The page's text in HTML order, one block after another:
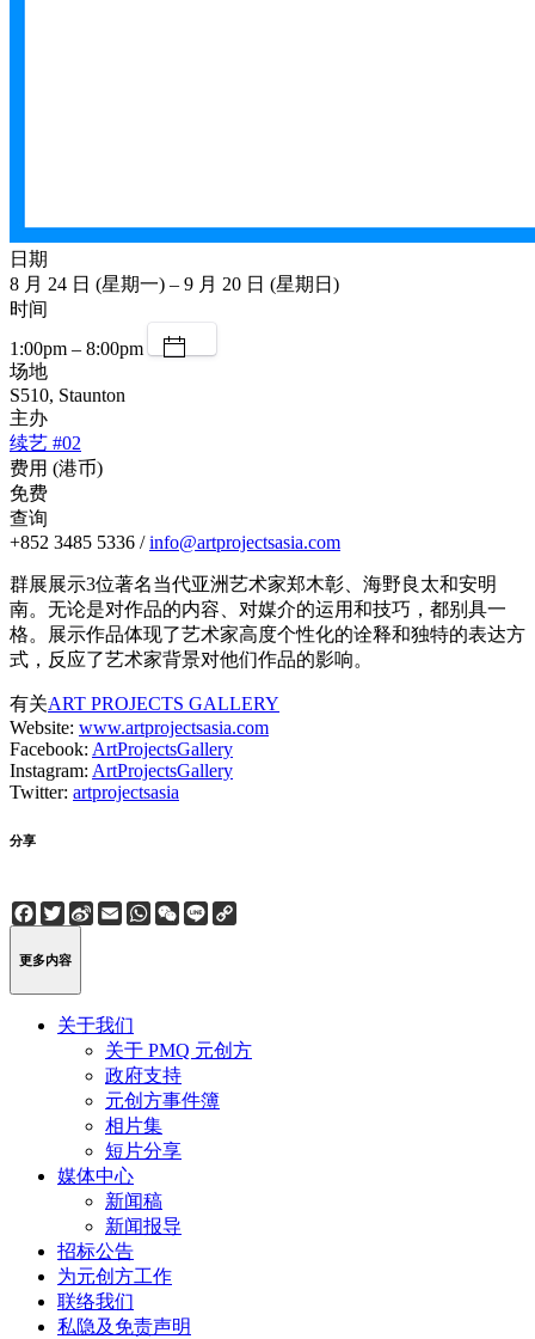
日期
8 月 24 日 (星期一) – 9 月 20 日 (星期日)
时间
1:00pm – 8:00pm
场地
S510, Staunton
主办
续艺 #02
费用 (港币)
免费
查询
+852 3485 5336 /info@artprojectsasia.com
群展展示3位著名当代亚洲艺术家郑木彰、海野良太和安明
南。无论是对作品的内容、对媒介的运用和技巧，都别具一
格。展示作品体现了艺术家高度个性化的诠释和独特的表达方
式，反应了艺术家背景对他们作品的影响。
有关ART PROJECTS GALLERY
Website: www.artprojectsasia.com
Facebook: ArtProjectsGallery
Instagram: ArtProjectsGallery
Twitter: artprojectsasia
分享
Facebook
Twitter
Sina
Weibo
EmailWhatsApp
WeChat
Line
更多内容
关于我们
关于 PMQ 元创方
政府支持
元创方事件簿
相片集
短片分享
媒体中心
新闻稿
新闻报导
招标公告
为元创方工作
联络我们
私隐及免责声明